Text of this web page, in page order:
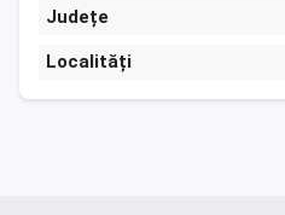
Județe
Localități